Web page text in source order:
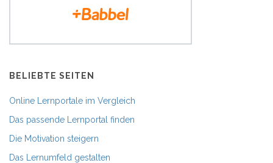
BELIEBTE SEITEN
Online Lernportale im Vergleich
Das passende Lernportal finden
Die Motivation steigern
Das Lernumfeld gestalten